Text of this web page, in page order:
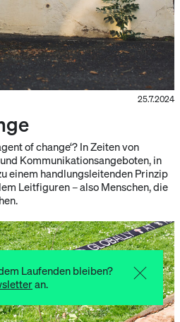
25.7.2024
of change‘? In Zeiten von
Kommunikationsangeboten, in
einem handlungsleitenden Prinzip
Leitfiguren – also Menschen, die
Laufenden bleiben?
an.